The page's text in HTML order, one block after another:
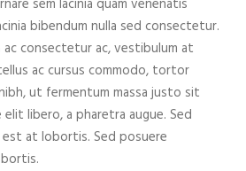
bibendum nulla sed consectetur.
consectetur ac, vestibulum at
ac cursus commodo, tortor
ut fermentum massa justo sit
libero, a pharetra augue. Sed
at lobortis. Sed posuere